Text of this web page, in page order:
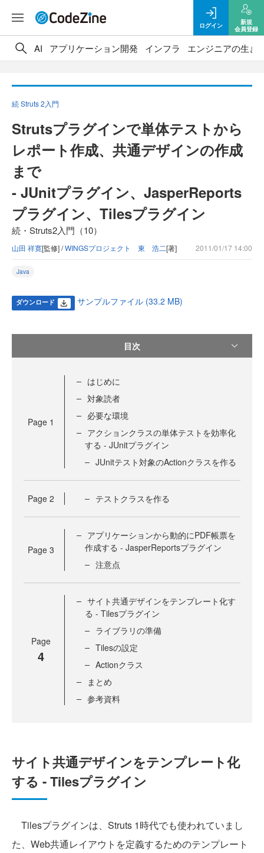
ログイン
新規
会員登録
AI アプリケーション開発 インフラ エンジニアの生き
続 Struts 2入門
Strutsプラグインで単体テストから
レポート作成、共通デザインの作成
まで
- JUnitプラグイン、JasperReports
プラグイン、Tilesプラグイン
続・Struts2入門（10）
山田 祥寛[監修] /WINGSプロジェクト 東 浩二[著] 2011/01/17 14:00
Java
ダウンロード サンプルファイル (33.2 MB)
目次
Page 1
はじめに
対象読者
必要な環境
アクションクラスの単体テストを効率化
する - JUnitプラグイン
JUnitテスト対象のActionクラスを作る
Page 2 テストクラスを作る
Page 3
アプリケーションから動的にPDF帳票を
作成する - JasperReportsプラグイン
注意点
Page
4
サイト共通デザインをテンプレート化す
る - Tilesプラグイン
ライブラリの準備
Tilesの設定
Actionクラス
まとめ
参考資料
サイト共通デザインをテンプレート化
する - Tilesプラグイン
Tilesプラグインは、Struts 1時代でも使われていまし
た、Web共通レイアウトを定義するためのテンプレート